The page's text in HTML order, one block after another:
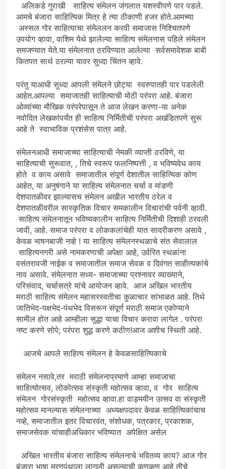
अलिकडे गुराखी साहित्य संमेलन जंगलात यशस्वीपणे पार पडले.
आमचे बंजारा साहित्यिक मित्र हे त्या ठीकाणी हजर होते.आमच्या
अस्सल गोर साहित्याचा संमेललन करवी समाजास निश्चितपणे
उपयोग व्हावा, वाशिम येथे झालेल्या साहित्य संमेलनास पहिले संमेलन
समजण्यात येते.या संमेलनात ठरविण्यात आलेल्या सर्वसमावेशक बाबी
कितपत सार्थ ठरल्या यावर सुध्दा चिंतन व्हावे.
परंतु याआधी सुध्दा आपली संमेलने छोट्या स्वरुपातही पार पडलेली
आहेत.आपल्या समाजातही साहित्याची मोठी परंपरा आहे. बंजारा
ओव्यांच्या मौखिक परंपरेपासून ते आज लेखन करणा-या अनेक
नवोदित लेखकांपर्यंत ही साहित्य निर्मितीची परंपरा अखंडितपणे सुरू
आहे ते स्वाभाविक प्रशंसेस पात्र आहे.
संमेलनआधी समाजाच्या साहित्याची नेमकी व्याप्ती ठरविणे, या
साहित्याची सुरूवात, , तिचे स्वरूप फलनिष्पत्ती , व भविष्यवेध काय
होते व काय असावे समाजातील संपूर्ण देशातील साहित्यिक कोण
आहेत, या अनुषंगाने या साहित्य संमेलनात चर्चा व मांडणी
देशपातळीवर झाल्यासच संमेलन अखील भारतीय ठरेल व
देशपातळीवरील सास्कृतिक विचार समकालीन विचारांची पर्वनी व्हावी.
साहित्य संमेलनातून भविष्यकालीन साहित्य निर्मितीची दिशाही ठरवली
जावी, आहे. समाज परंपरा व लोककलांचेही यात सादरीकरण असावे ,
केवळ भाषनबाजी नव्हे ! या साहित्य संमेलनस्थळाचे संत सेवालाल
साहित्यनगरी असे नामकरणाची अपेक्षा आहे, उर्वरित स्थळांना
वसंतरावजी नाईक व समाजातील समाज सेवक व दिवंगत साहीत्यकांचे
नाव असावे. संमेलनात सध्य- समाजाच्या प्रश्नावर व्याख्याने,
परिसंवाद, चर्चासत्रे यांचे आयोजन व्हावे. आज अखिल भारतीय
मराठी साहित्य संमेलन महासरस्वतीचा कुळाचार सांभाळत आहे. तिथे
जातिभेद-पक्षभेद-पंथभेद विसरून संपूर्ण मराठी समाज एकोप्याने
सामील होत आहे आम्हीला सुद्धा याचा विचार करावा लागेल . परंपरा
नष्ट करणे सोपे; परंपरा शुद्ध करणे कठीण!आज अशीच स्थिती आहे.
आजचे आपले साहित्य संमेलन हे केवळसाहित्यिकाचे
संमेलन नसावे,तर मराठी संमेलनाप्रमाणे आम्हा समाजाचा
साहित्योत्सव, लोकोत्सव संस्कृती महोत्सव व्हावा, व गोर साहित्य
संमेलन गोरसंस्कृती महोत्सव व्हावा.हा वाड्मयीन उत्सव वा संस्कृती
महोत्सव मानल्यास संमेलनाच्या अध्यक्षपदावर केवळ साहित्यिकांचाच
नव्हे, समाजातील इतर विचारवंत, संशोधक, पत्रकार, प्रकाशक,
समाजसेवक यांचाहीअधिकार भविष्यात अपेक्षित असेल
अखिल भारतीय बंजारा साहित्य संमेलनाचे भवितव्य काय? आज गोर
बंजारा भाषा मरणपंथाला लागली असल्याची कुणकुण आहे तीचे